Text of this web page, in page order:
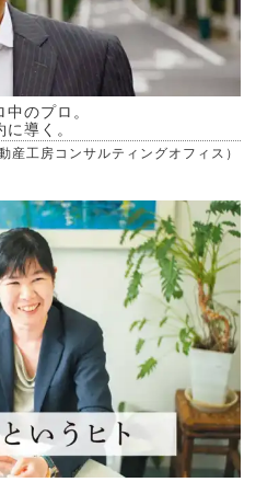
のプロ。
導く。
産工房コンサルティングオフィス）